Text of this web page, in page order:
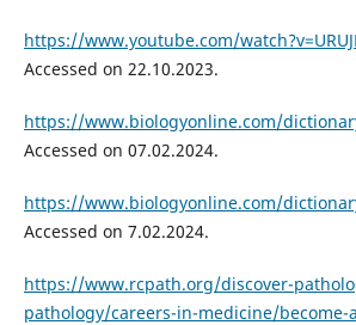
https://www.youtube.com/
Accessed on 22.10.2023.
https://www.biologyonline.com/
Accessed on 07.02.2024.
https://www.biologyonline.com/
Accessed on 7.02.2024.
https://www.rcpath.org/discover-
pathology/careers-in-medicine/become-